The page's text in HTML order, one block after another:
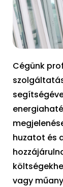
Cégünk
huzatot és
vagy